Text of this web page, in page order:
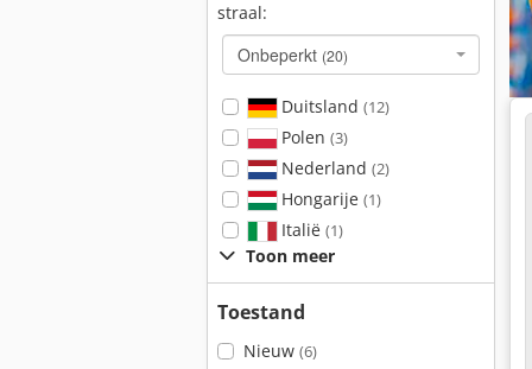
straal:
Onbeperkt (20)
Duitsland (12)
Polen (3)
Nederland (2)
Hongarije (1)
Italië (1)
Toon meer
Toestand
Nieuw (6)